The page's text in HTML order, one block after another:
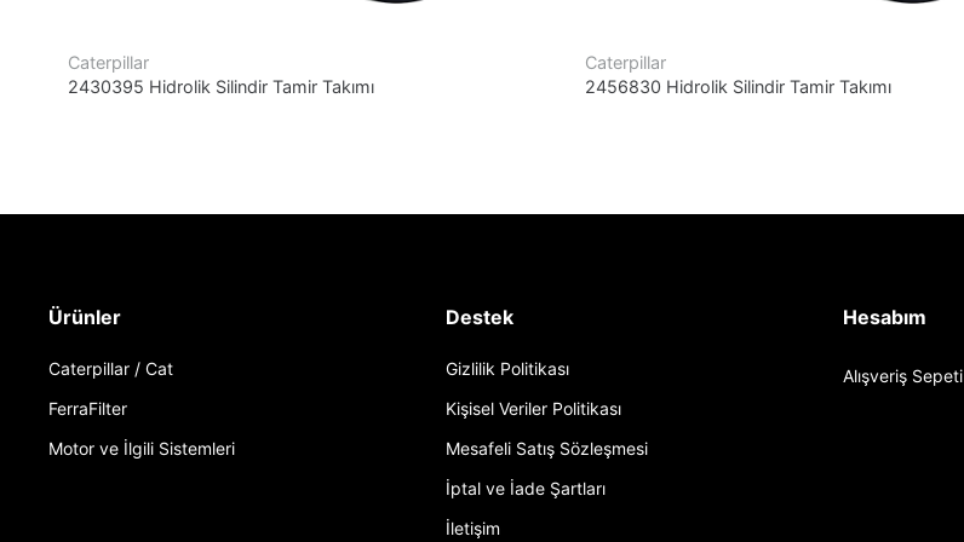
Caterpillar
2430395 Hidrolik Silindir Tamir Takımı
Caterpillar
2456830 Hidrolik Silindir Tamir Takımı
Ürünler
Caterpillar / Cat
FerraFilter
Motor ve İlgili Sistemleri
Destek
Gizlilik Politikası
Kişisel Veriler Politikası
Mesafeli Satış Sözleşmesi
İptal ve İade Şartları
İletişim
Hesabım
Alışveriş Sepeti